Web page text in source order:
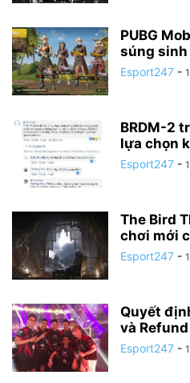
PUBG
súng sinh
Esport247 -
BRDM-2
lựa chọn
Esport247 -
The Bird
chơi mới
Esport247 -
Quyết
và
Esport247 -